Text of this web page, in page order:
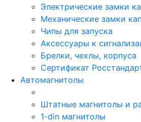
Электрические замки
Механические замки
Чипы для запуска
Аксессуары к
Брелки, чехлы, корпуса
Сертификат
Автомагнитолы
Штатные магнитолы и
1-din магнитолы